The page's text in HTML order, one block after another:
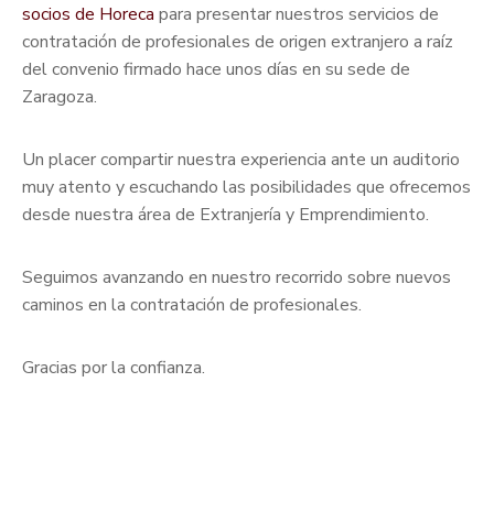
socios de Horeca para presentar nuestros servicios de
contratación de profesionales de origen extranjero a raíz
del convenio firmado hace unos días en su sede de
Zaragoza.
Un placer compartir nuestra experiencia ante un auditorio
muy atento y escuchando las posibilidades que ofrecemos
desde nuestra área de Extranjería y Emprendimiento.
Seguimos avanzando en nuestro recorrido sobre nuevos
caminos en la contratación de profesionales.
Gracias por la confianza.